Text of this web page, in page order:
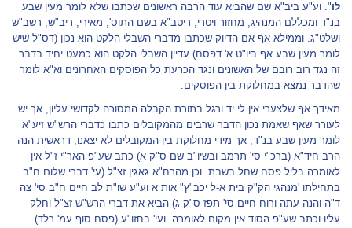
לו". וע"ע ביב"א שם שהביא עוד הרבה ראשונים שכתבו שלא לומר מעין שבע
בנ"ד ומכללם המנהיג, מחזור ויטרי, ריטב"א בשם התוס', מאירי, ריב"ש, רשב"ש
ושלט"ג. וממילא אף אם הדיוק שכתבו מדברי השבלי הלקט הוא נכון (דס"ל שיש
לומר מעין שבע אף ביו"ט א' דפסח) עדיין השבלי הלקט הוא כמעט יחיד בדבר
זה נגד רוב רובם של האשונים ונגד הכרעת כל הפוסקים האחרונים וא"א לומר
שהדבר נמצא במחלוקת בין הפוסקים.
מאידך אף שלצערי אין לי יד ורגל בתורת הקבלה המסורה לקדושי עליון, אך יש
לעורר שאף שאמת נכון הדבר שרבים מהמקובלים כתבו כדברי הרש"ש זיע"א
לומר מעין שבע בנ"ד, אך מידי מחלוקת בין המקובלים לא יצאנו, דראשית הנה
הרב חיד"א (ברכ"י סי' תרמב ובשיו"ב שם ס"ק א) כתב שע"פ האר"י ז"ל אין
לאומרה בליל פסח שחל בשבת. וכן מהרח"א גאגין זצ"ל (עי' דברי שלום ח"ב
בתחילתו 'מנהגי הק"ק בית א-ל יכב"ץ" אות א וע"ע שו"ת לב חיים ח"ב סי' צה
ד"ה והנה עתה ורוח חיים סי' תפז ס"ק ג) הביא את דברי הרש"ש זצ"ל וחלק
עליו וכתב שע"פ הסוד אין מקום לאומרה. ועי' בחזו"ע (פסח סוף עמ' רלד)